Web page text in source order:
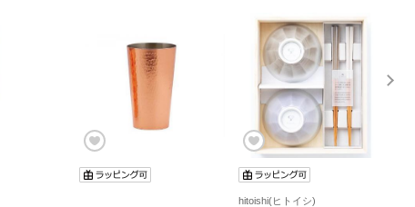
hitoishi(ヒトイシ)